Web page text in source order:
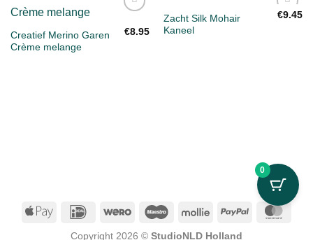
aan
verlanglijst
Creatief Merino Garen
Crème melange
€8.95
Toevoegen
Zacht Silk Mohair
Kaneel
€9.45
Apple
IDeal Wero Maestro Mollie PayPal
Copyright 2026 © StudioNLD Holland
0